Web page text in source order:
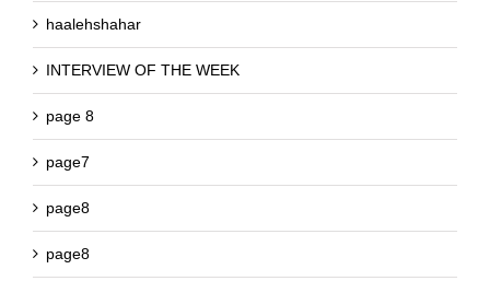
haalehshahar
INTERVIEW OF THE WEEK
page 8
page7
page8
page8